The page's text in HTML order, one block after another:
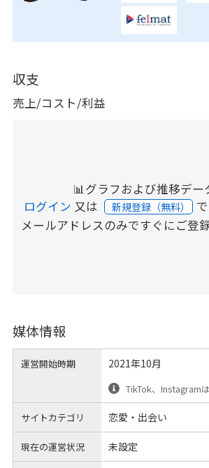
収支
売上/コスト/利益
📊グラフおよび推移デー
ログイン 又は 新規登録（無料）
メールアドレスのみですぐにご登
媒体情報
運営開始時期 2021年10月
TikTok、Instagram
サイトカテゴリ 恋愛・出会い
現在の運営状況 未設定